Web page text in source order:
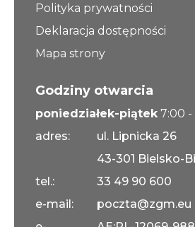
Zamówienia
Nowości
Polityka prywatności
Deklaracja dostępności
Mapa strony
Godziny otwarcia
poniedziałek-piątek 7:00 -
adres:
ul. Lipnicka 26
43-301 Bielsko-
tel.:
33 49 90 600
e-mail:
poczta@zgm.eu